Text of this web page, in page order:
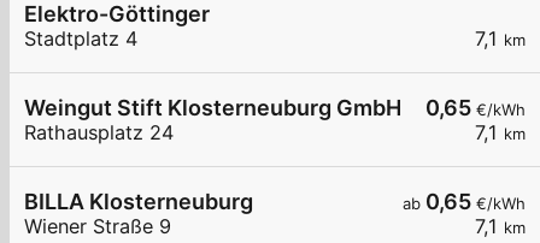
7,1 km
Elektro-Göttinger
Stadtplatz 4
0,65 €/kWh
7,1 km
Weingut Stift Klosterneuburg GmbH,
Rathausplatz 24
ab 0,65 €/kWh
7,1 km
BILLA Klosterneuburg
Wiener Straße 9